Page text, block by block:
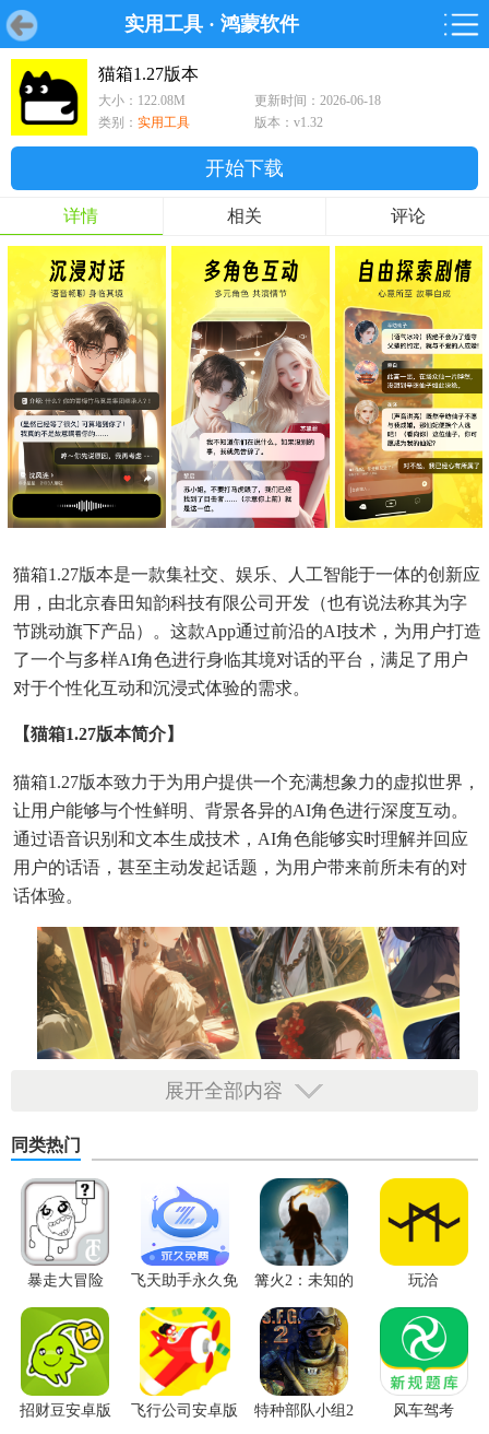
实用工具 · 鸿蒙软件
首页 游戏 软件
首页 游戏 软件 鸿蒙
游戏
鸿蒙
软件
猫箱1.27版本
大小：122.08M
更新时间：2026-06-18
类别： 实用工具 版本：v1.32
开始下载
详情 相关 评论
猫箱1.27版本是一款集社交、娱乐、人工智能于一体的创新应
用，由北京春田知韵科技有限公司开发（也有说法称其为字
节跳动旗下产品）。这款App通过前沿的AI技术，为用户打造
了一个与多样AI角色进行身临其境对话的平台，满足了用户
对于个性化互动和沉浸式体验的需求。
【猫箱1.27版本简介】
猫箱1.27版本致力于为用户提供一个充满想象力的虚拟世界，
让用户能够与个性鲜明、背景各异的AI角色进行深度互动。
通过语音识别和文本生成技术，AI角色能够实时理解并回应
用户的话语，甚至主动发起话题，为用户带来前所未有的对
话体验。
展开全部内容
同类热门
暴走大冒险
飞天助手永久免
费版
篝火2：未知的
海岸游戏
玩洽
招财豆安卓版 飞行公司安卓版
特种部队小组2
风车驾考